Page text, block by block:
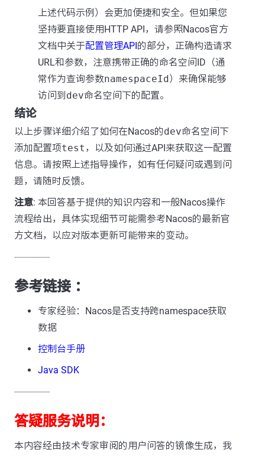
上述代码示例）会更加便捷和安全。但如果您
坚持要直接使用HTTP API，请参照Nacos官方
文档中关于配置管理API的部分，正确构造请求
URL和参数，注意携带正确的命名空间ID（通
常作为查询参数namespaceId）来确保能够
访问到 dev命名空间下的配置。
结论
以上步骤详细介绍了如何在Nacos的dev命名空间下
添加配置项test ，以及如何通过API来获取这一配置
信息。请按照上述指导操作，如有任何疑问或遇到问
题，请随时反馈。
注意: 本回答基于提供的知识内容和一般Nacos操作
流程给出，具体实现细节可能需参考Nacos的最新官
方文档，以应对版本更新可能带来的变动。
---------------
参考链接 ：
专家经验：Nacos是否支持跨namespace获取
数据
控制台手册
Java SDK
---------------
答疑服务说明：
本内容经由技术专家审阅的用户问答的镜像生成，我